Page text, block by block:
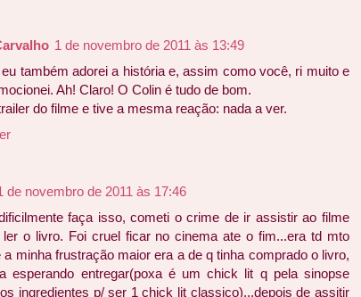
1 de novembro de 2011 às 13:49
também adorei a história e, assim como você, ri muito e
Ah! Claro! O Colin é tudo de bom.
do filme e tive a mesma reação: nada a ver.
de novembro de 2011 às 17:46
faça isso, cometi o crime de ir assistir ao filme
o livro. Foi cruel ficar no cinema ate o fim...era td mto
a minha frustração maior era a de q tinha comprado o livro,
esperando entregar(poxa é um chick lit q pela sinopse
ingredientes p/ ser 1 chick lit classico)...depois de assitir